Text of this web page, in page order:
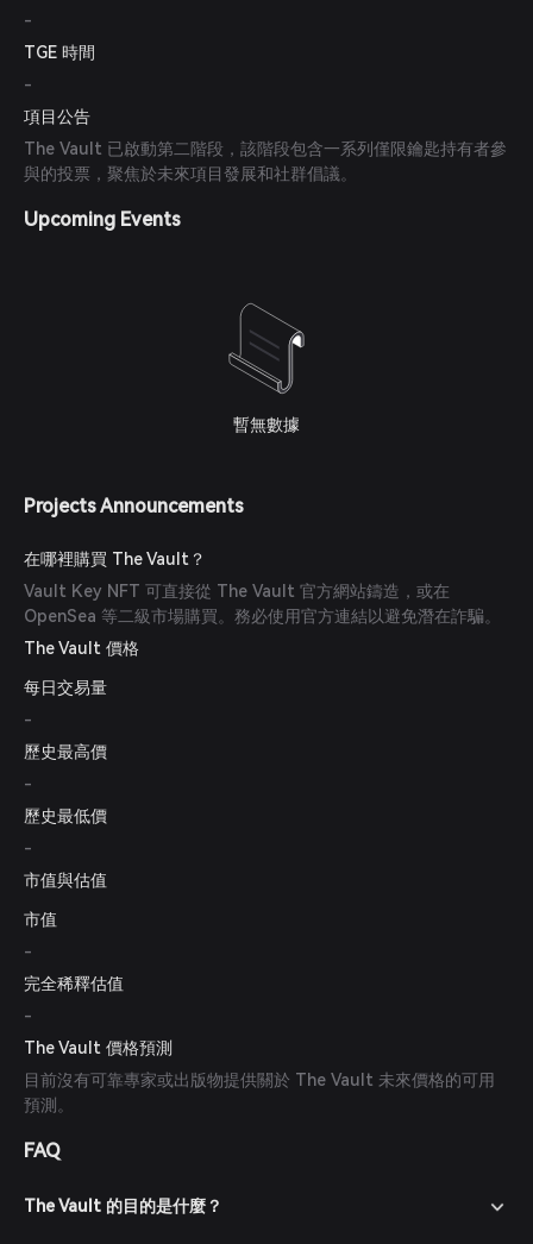
-
TGE 時間
-
項目公告
The Vault 已啟動第二階段，該階段包含一系列僅限鑰匙持有者參
與的投票，聚焦於未來項目發展和社群倡議。
Upcoming Events
暫無數據
Projects Announcements
在哪裡購買 The Vault？
Vault Key NFT 可直接從 The Vault 官方網站鑄造，或在
OpenSea 等二級市場購買。務必使用官方連結以避免潛在詐騙。
The Vault 價格
每日交易量
-
歷史最高價
-
歷史最低價
-
市值與估值
市值
-
完全稀釋估值
-
The Vault 價格預測
目前沒有可靠專家或出版物提供關於 The Vault 未來價格的可用
預測。
FAQ
The Vault 的目的是什麼？